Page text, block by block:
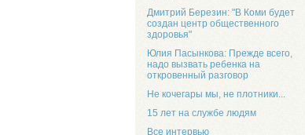
Дмитрий Березин: "В Коми будет
создан центр общественного
здоровья"
Юлия Пасынкова: Прежде всего,
надо вызвать ребенка на
откровенный разговор
Не кочегары мы, не плотники...
15 лет на службе людям
Все интервью